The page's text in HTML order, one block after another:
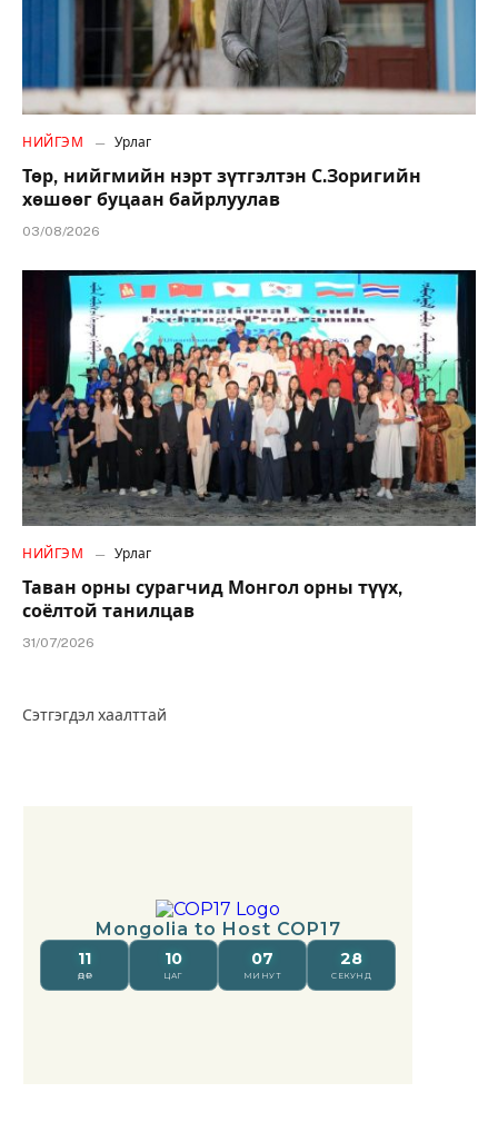
НИЙГЭМ Урлаг
Төр, нийгмийн нэрт зүтгэлтэн С.Зоригийн
хөшөөг буцаан байрлуулав
03/08/2026
НИЙГЭМ Урлаг
Таван орны сурагчид Монгол орны түүх,
соёлтой танилцав
31/07/2026
Сэтгэгдэл хаалттай